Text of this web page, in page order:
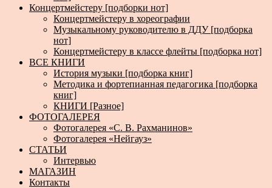
Концертмейстеру [подборки нот]
Концертмейстеру в хореографии
Музыкальному руководителю в ДДУ [подборка
нот]
Концертмейстеру в классе флейты [подборка нот]
ВСЕ КНИГИ
История музыки [подборка книг]
Методика и фортепианная педагогика [подборка
книг]
КНИГИ [Разное]
ФОТОГАЛЕРЕЯ
Фотогалерея «С. В. Рахманинов»
Фотогалерея «Нейгауз»
СТАТЬИ
Интервью
МАГАЗИН
Контакты